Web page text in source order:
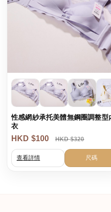
性感網紗承托美體無鋼圈調整型
衣
HKD $100 HKD $320
查看詳情 尺碼